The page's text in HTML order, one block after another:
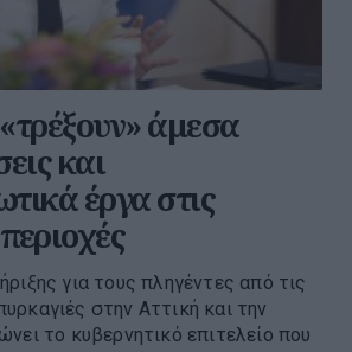
άμεσα
και
έργα στις
για τους πληγέντες από τις
στην Αττική και την
το κυβερνητικό επιτελείο που